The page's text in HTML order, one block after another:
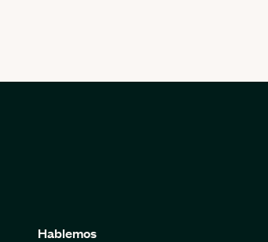
Hablemos